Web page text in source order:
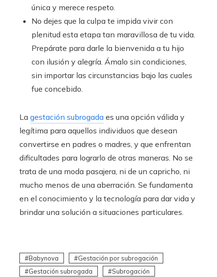
única y merece respeto.
No dejes que la culpa te impida vivir con
plenitud esta etapa tan maravillosa de tu vida.
Prepárate para darle la bienvenida a tu hijo
con ilusión y alegría. Ámalo sin condiciones,
sin importar las circunstancias bajo las cuales
fue concebido.
La gestación subrogada es una opción válida y
legítima para aquellos individuos que desean
convertirse en padres o madres, y que enfrentan
dificultades para lograrlo de otras maneras. No se
trata de una moda pasajera, ni de un capricho, ni
mucho menos de una aberración. Se fundamenta
en el conocimiento y la tecnología para dar vida y
brindar una solución a situaciones particulares.
Babynova
Gestación por subrogación
Gestación subrogada
Subrogación